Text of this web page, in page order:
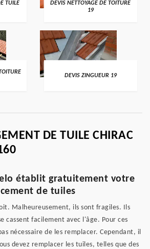
TUILE
DEVIS NETTOYAGE DE TOITURE
19
DEVIS ZINGUEUR 19
DE TUILE CHIRAC
établit gratuitement votre
de tuiles
Malheureusement, ils sont fragiles. Ils
cassent facilement avec l'âge. Pour ces
nécessaire de les remplacer. Cependant, il
devez remplacer les tuiles, telles que des